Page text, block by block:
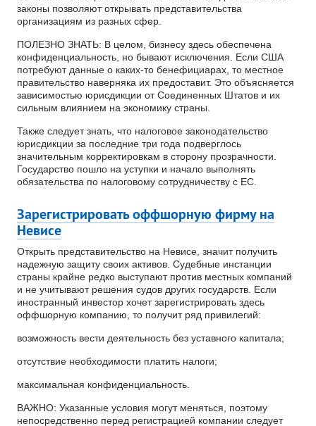
законы позволяют открывать представительства
организациям из разных сфер.
ПОЛЕЗНО ЗНАТЬ: В целом, бизнесу здесь обеспечена
конфиденциальность, но бывают исключения. Если США
потребуют данные о каких-то бенефициарах, то местное
правительство наверняка их предоставит. Это объясняется
зависимостью юрисдикции от Соединенных Штатов и их
сильным влиянием на экономику страны.
Также следует знать, что налоговое законодательство
юрисдикции за последние три года подверглось
значительным корректировкам в сторону прозрачности.
Государство пошло на уступки и начало выполнять
обязательства по налоговому сотрудничеству с ЕС.
Зарегистрировать оффшорную фирму на
Невисе
Открыть представительство на Невисе, значит получить
надежную защиту своих активов. Судебные инстанции
страны крайне редко выступают против местных компаний
и не учитывают решения судов других государств. Если
иностранный инвестор хочет зарегистрировать здесь
оффшорную компанию, то получит ряд привилегий:
возможность вести деятельность без уставного капитала;
отсутствие необходимости платить налоги;
максимальная конфиденциальность.
ВАЖНО: Указанные условия могут меняться, поэтому
непосредственно перед регистрацией компании следует